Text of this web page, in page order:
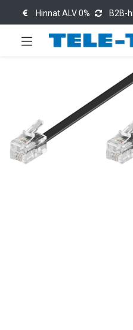
Hinnat ALV 0% B2B-